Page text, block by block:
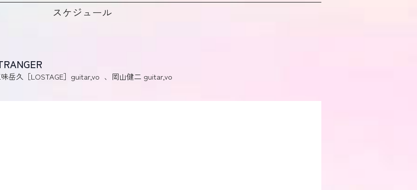
スケジュール
岳久［LOSTAGE］guitar,vo 、岡山健二 guitar,vo